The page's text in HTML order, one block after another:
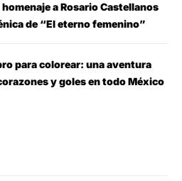
a Rosario Castellanos
de “El eterno femenino”
para colorear: una aventura
y goles en todo México